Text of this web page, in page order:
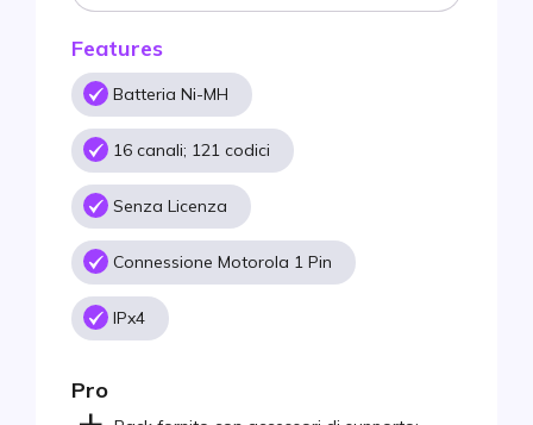
Features
Batteria Ni-MH
16 canali; 121 codici
Senza Licenza
Connessione Motorola 1 Pin
IPx4
Pro